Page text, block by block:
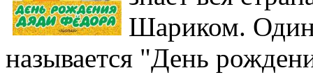
Шариком. Один
называется "День